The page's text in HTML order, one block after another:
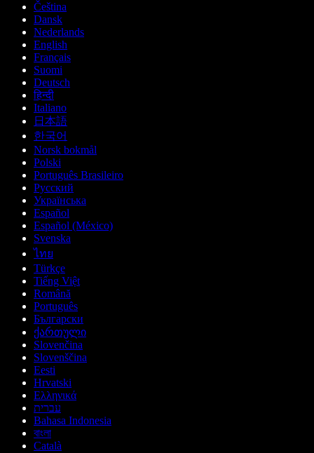
Čeština
Dansk
Nederlands
English
Français
Suomi
Deutsch
हिन्दी
Italiano
日本語
한국어
Norsk bokmål
Polski
Português Brasileiro
Русский
Українська
Español
Español (México)
Svenska
ไทย
Türkçe
Tiếng Việt
Română
Português
Български
ქართული
Slovenčina
Slovenščina
Eesti
Hrvatski
Ελληνικά
עברית
Bahasa Indonesia
বাংলা
Català